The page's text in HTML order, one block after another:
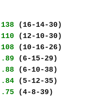
138 (16-14-30)
110 (12-10-30)
108 (10-16-26)
.89 (6-15-29)
.88 (6-10-38)
.84 (5-12-35)
.75 (4-8-39)